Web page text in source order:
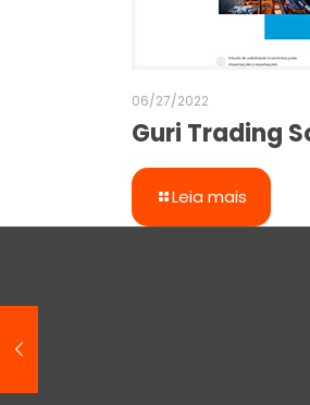
06/27/2022
Guri Trading
Leia mais